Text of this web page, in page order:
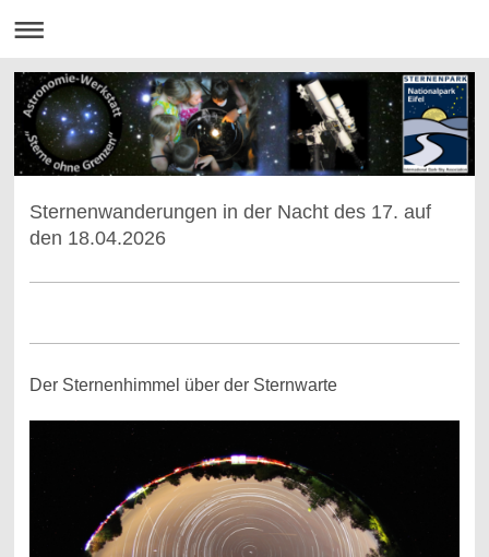
Sternenwanderungen in der Nacht des 17. auf
den 18.04.2026
Der Sternenhimmel über der Sternwarte